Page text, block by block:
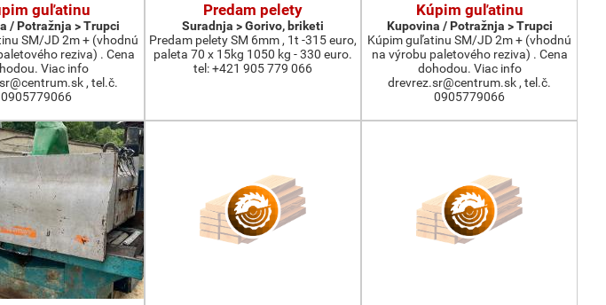
guľatinu
/ Potražnja > Trupci
SM/JD 2m + (vhodnú
reziva) . Cena
Viac info
, tel.č.
0905779066
Predam pelety
Suradnja > Gorivo, briketi
Predam pelety SM 6mm , 1t -315 euro,
paleta 70 x 15kg 1050 kg - 330 euro.
tel: +421 905 779 066
Kúpim guľatinu
Kupovina / Potražnja > Trupci
Kúpim guľatinu SM/JD 2m + (vhodnú
na výrobu paletového reziva) . Cena
dohodou. Viac info
drevrez.sr@centrum.sk , tel.č.
0905779066